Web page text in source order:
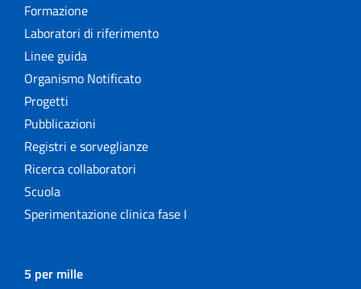
Formazione
Laboratori di riferimento
Linee guida
Organismo Notificato
Progetti
Pubblicazioni
Registri e sorveglianze
Ricerca collaboratori
Scuola
Sperimentazione clinica fase I
5 per mille